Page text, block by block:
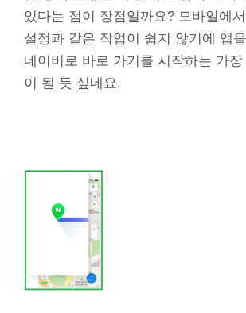
있다는 점이 장점일까요? 모바일에
설정과 같은 작업이 쉽지 않기에 앱
네이버로 바로 가기를 시작하는 가
이 될 듯 싶네요.